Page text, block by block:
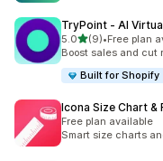
TryPoint ‑ AI
5.0별 5개 중
(9)
총 리뷰 9개
•Free plan
Boost sales and cut
Built for Shopify
Icona Size Chart &
Free plan available
Smart size charts